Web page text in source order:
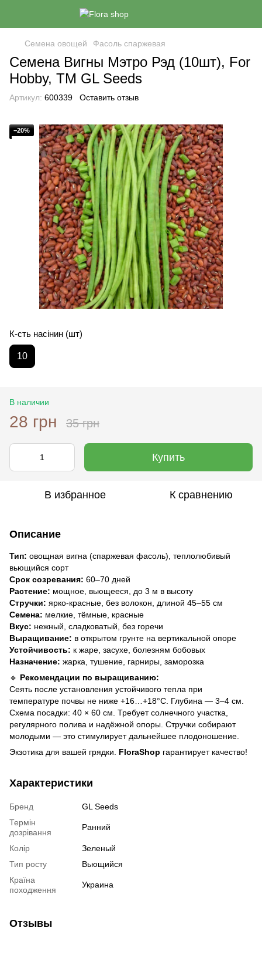
Семена овощей Фасоль спаржевая
Семена Вигны Мэтро Рэд (10шт), For
Hobby, TM GL Seeds
Артикул: 600339 Оставить отзыв
−20%
К-сть насінин (шт)
10
В наличии
28 грн 35 грн
Купить
В избранное К сравнению
Описание
Тип: овощная вигна (спаржевая фасоль), теплолюбивый
вьющийся сорт
Срок созревания: 60–70 дней
Растение: мощное, вьющееся, до 3 м в высоту
Стручки: ярко-красные, без волокон, длиной 45–55 см
Семена: мелкие, тёмные, красные
Вкус: нежный, сладковатый, без горечи
Выращивание: в открытом грунте на вертикальной опоре
Устойчивость: к жаре, засухе, болезням бобовых
Назначение: жарка, тушение, гарниры, заморозка
🔹 Рекомендации по выращиванию:
Сеять после установления устойчивого тепла при
температуре почвы не ниже +16…+18°C. Глубина — 3–4 см.
Схема посадки: 40 × 60 см. Требует солнечного участка,
регулярного полива и надёжной опоры. Стручки собирают
молодыми — это стимулирует дальнейшее плодоношение.
Экзотика для вашей грядки. FloraShop гарантирует качество!
Характеристики
Бренд
GL Seeds
Термін
дозрівання
Ранний
Колір
Зеленый
Тип росту
Вьющийся
Країна
походження
Украина
Отзывы